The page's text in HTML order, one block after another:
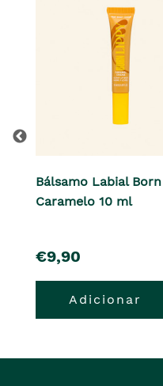
Bálsamo Labial
Caramelo 10 ml
pre�o
€9,90
Adicionar